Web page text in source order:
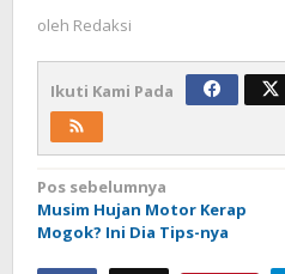
oleh Redaksi
Ikuti Kami Pada
Navigasi
pos
Pos sebelumnya
Musim Hujan Motor Kerap
Mogok? Ini Dia Tips-nya